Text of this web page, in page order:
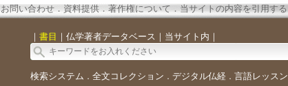
お問い合わせ． 資料提供． 著作権について．当サイトの内容を引用する
｜ 書目 ｜ 仏学著者データベース ｜ 当サイト内 ｜
検索システム ． 全文コレクション ． デジタル仏経． 言語レッスン